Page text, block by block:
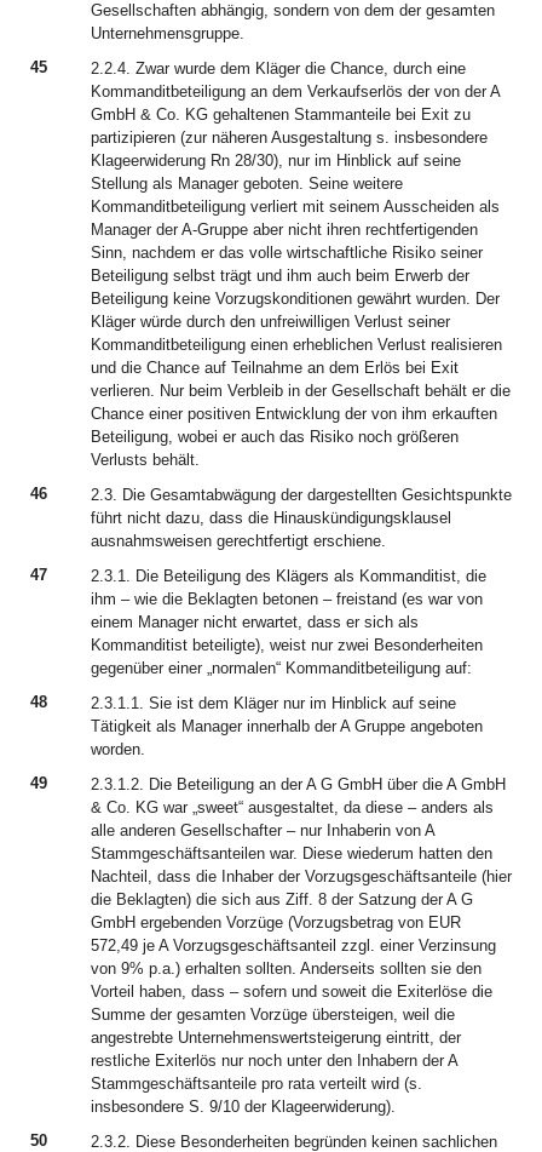
Gesellschaften abhängig, sondern von dem der gesamten
Unternehmensgruppe.
45
2.2.4. Zwar wurde dem Kläger die Chance, durch eine
Kommanditbeteiligung an dem Verkaufserlös der von der A
GmbH & Co. KG gehaltenen Stammanteile bei Exit zu
partizipieren (zur näheren Ausgestaltung s. insbesondere
Klageerwiderung Rn 28/30), nur im Hinblick auf seine
Stellung als Manager geboten. Seine weitere
Kommanditbeteiligung verliert mit seinem Ausscheiden als
Manager der A-Gruppe aber nicht ihren rechtfertigenden
Sinn, nachdem er das volle wirtschaftliche Risiko seiner
Beteiligung selbst trägt und ihm auch beim Erwerb der
Beteiligung keine Vorzugskonditionen gewährt wurden. Der
Kläger würde durch den unfreiwilligen Verlust seiner
Kommanditbeteiligung einen erheblichen Verlust realisieren
und die Chance auf Teilnahme an dem Erlös bei Exit
verlieren. Nur beim Verbleib in der Gesellschaft behält er die
Chance einer positiven Entwicklung der von ihm erkauften
Beteiligung, wobei er auch das Risiko noch größeren
Verlusts behält.
46
2.3. Die Gesamtabwägung der dargestellten Gesichtspunkte
führt nicht dazu, dass die Hinauskündigungsklausel
ausnahmsweisen gerechtfertigt erschiene.
47
2.3.1. Die Beteiligung des Klägers als Kommanditist, die
ihm – wie die Beklagten betonen – freistand (es war von
einem Manager nicht erwartet, dass er sich als
Kommanditist beteiligte), weist nur zwei Besonderheiten
gegenüber einer „normalen“ Kommanditbeteiligung auf:
48
2.3.1.1. Sie ist dem Kläger nur im Hinblick auf seine
Tätigkeit als Manager innerhalb der A Gruppe angeboten
worden.
49
2.3.1.2. Die Beteiligung an der A G GmbH über die A GmbH
& Co. KG war „sweet“ ausgestaltet, da diese – anders als
alle anderen Gesellschafter – nur Inhaberin von A
Stammgeschäftsanteilen war. Diese wiederum hatten den
Nachteil, dass die Inhaber der Vorzugsgeschäftsanteile (hier
die Beklagten) die sich aus Ziff. 8 der Satzung der A G
GmbH ergebenden Vorzüge (Vorzugsbetrag von EUR
572,49 je A Vorzugsgeschäftsanteil zzgl. einer Verzinsung
von 9% p.a.) erhalten sollten. Anderseits sollten sie den
Vorteil haben, dass – sofern und soweit die Exiterlöse die
Summe der gesamten Vorzüge übersteigen, weil die
angestrebte Unternehmenswertsteigerung eintritt, der
restliche Exiterlös nur noch unter den Inhabern der A
Stammgeschäftsanteile pro rata verteilt wird (s.
insbesondere S. 9/10 der Klageerwiderung).
50
2.3.2. Diese Besonderheiten begründen keinen sachlichen